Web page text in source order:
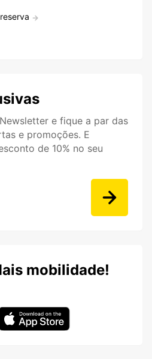
e fique a par das
e promoções. E
de 10% no seu
mobilidade!